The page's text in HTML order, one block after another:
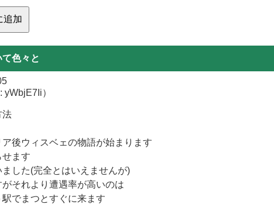
色々と
）
法
後ウィスベェの物語が始まります
ます
した(完全とはいえませんが)
それより遭遇率が高いのは
駅でまつとすぐに来ます